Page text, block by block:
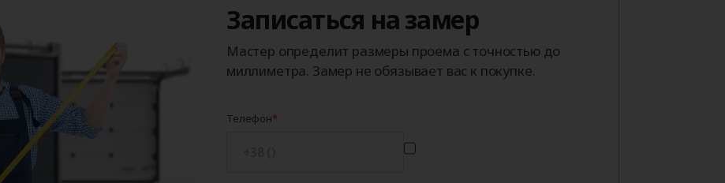
Записаться на замер
Мастер определит размеры проема с точностью до
миллиметра. Замер не обязывает вас к покупке.
Телефон